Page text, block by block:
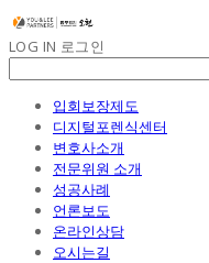
LOG IN 로그인
입회보장제도
디지털포렌식센터
변호사소개
전문위원 소개
성공사례
언론보도
온라인상담
오시는길